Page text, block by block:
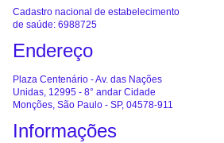
Cadastro nacional de estabelecimento
de saúde: 6988725
Endereço
Plaza Centenário - Av. das Nações
Unidas, 12995 - 8° andar Cidade
Monções, São Paulo - SP, 04578-911
Informações